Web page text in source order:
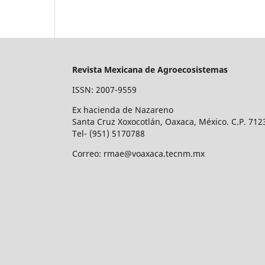
Revista Mexicana de Agroecosistemas
ISSN: 2007-9559
Ex hacienda de Nazareno
Santa Cruz Xoxocotlán, Oaxaca, México. C.P.
Tel- (951) 5170788
Correo: rmae@voaxaca.tecnm.mx